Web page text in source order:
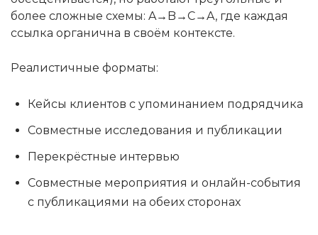
более сложные схемы: A→B→C→A, где каждая
ссылка органична в своём контексте.
Реалистичные форматы:
Кейсы клиентов с упоминанием подрядчика
Совместные исследования и публикации
Перекрёстные интервью
Совместные мероприятия и онлайн-события
с публикациями на обеих сторонах